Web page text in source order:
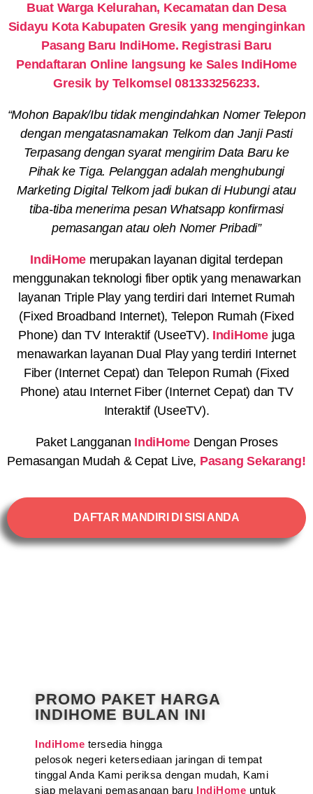
Buat Warga Kelurahan, Kecamatan dan Desa
Sidayu Kota Kabupaten Gresik yang menginginkan
Pasang Baru IndiHome. Registrasi Baru
Pendaftaran Online langsung ke Sales IndiHome
Gresik by Telkomsel 081333256233.
“Mohon Bapak/Ibu tidak mengindahkan Nomer Telepon
dengan mengatasnamakan Telkom dan Janji Pasti
Terpasang dengan syarat mengirim Data Baru ke
Pihak ke Tiga. Pelanggan adalah menghubungi
Marketing Digital Telkom jadi bukan di Hubungi atau
tiba-tiba menerima pesan Whatsapp konfirmasi
pemasangan atau oleh Nomer Pribadi”
IndiHome merupakan layanan digital terdepan
menggunakan teknologi fiber optik yang menawarkan
layanan Triple Play yang terdiri dari Internet Rumah
(Fixed Broadband Internet), Telepon Rumah (Fixed
Phone) dan TV Interaktif (UseeTV). IndiHomejuga
menawarkan layanan Dual Play yang terdiri Internet
Fiber (Internet Cepat) dan Telepon Rumah (Fixed
Phone) atau Internet Fiber (Internet Cepat) dan TV
Interaktif (UseeTV).
Paket Langganan IndiHome Dengan Proses
Pemasangan Mudah & Cepat Live, Pasang Sekarang!
DAFTAR MANDIRI DI SISI ANDA
PROMO PAKET HARGA
INDIHOME BULAN INI
IndiHome tersedia hingga
pelosok negeri ketersediaan jaringan di tempat
tinggal Anda Kami periksa dengan mudah, Kami
siap melayani pemasangan baru IndiHome untuk